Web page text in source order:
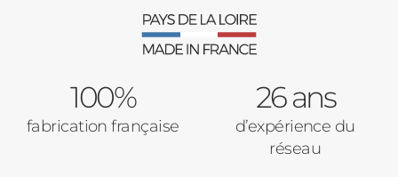
100%
fabrication française
26 ans
d’expérience du
réseau